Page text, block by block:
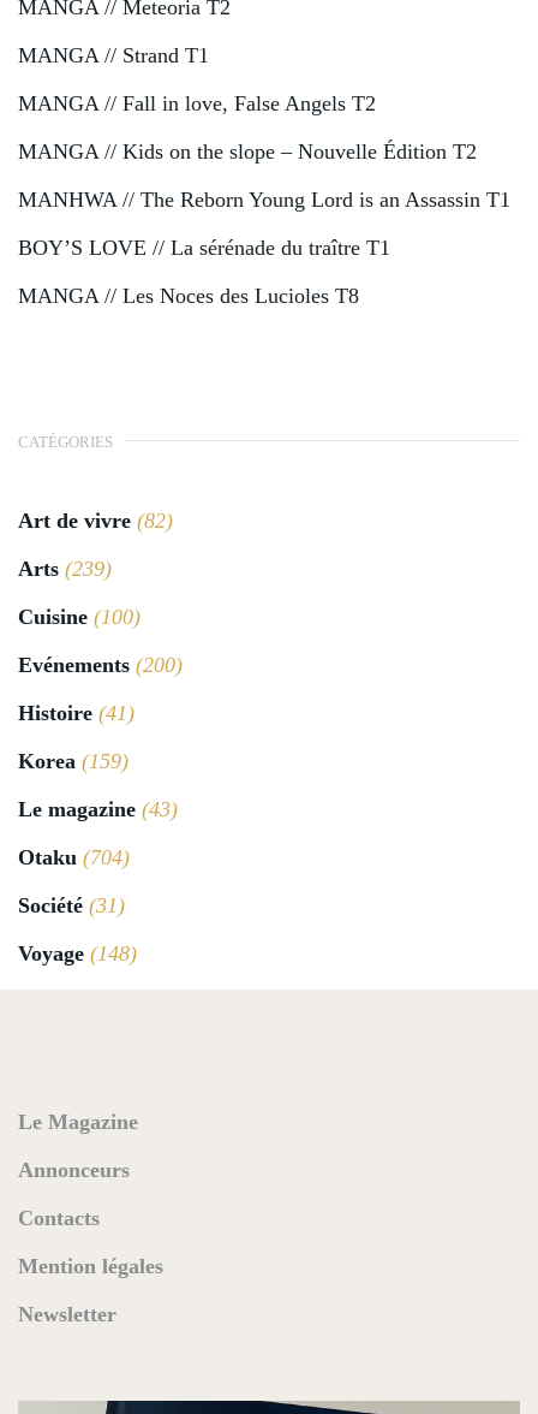
MANGA // Meteoria T2
MANGA // Strand T1
MANGA // Fall in love, False Angels T2
MANGA // Kids on the slope – Nouvelle Édition T2
MANHWA // The Reborn Young Lord is an Assassin T1
BOY’S LOVE // La sérénade du traître T1
MANGA // Les Noces des Lucioles T8
CATÉGORIES
Art de vivre (82)
Arts (239)
Cuisine (100)
Evénements (200)
Histoire (41)
Korea (159)
Le magazine (43)
Otaku (704)
Société (31)
Voyage (148)
Le Magazine
Annonceurs
Contacts
Mention légales
Newsletter